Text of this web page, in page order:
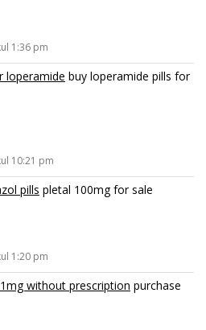
1:36 pm
loperamide buy loperamide pills for
10:21 pm
pills pletal 100mg for sale
1:20 pm
without prescription purchase